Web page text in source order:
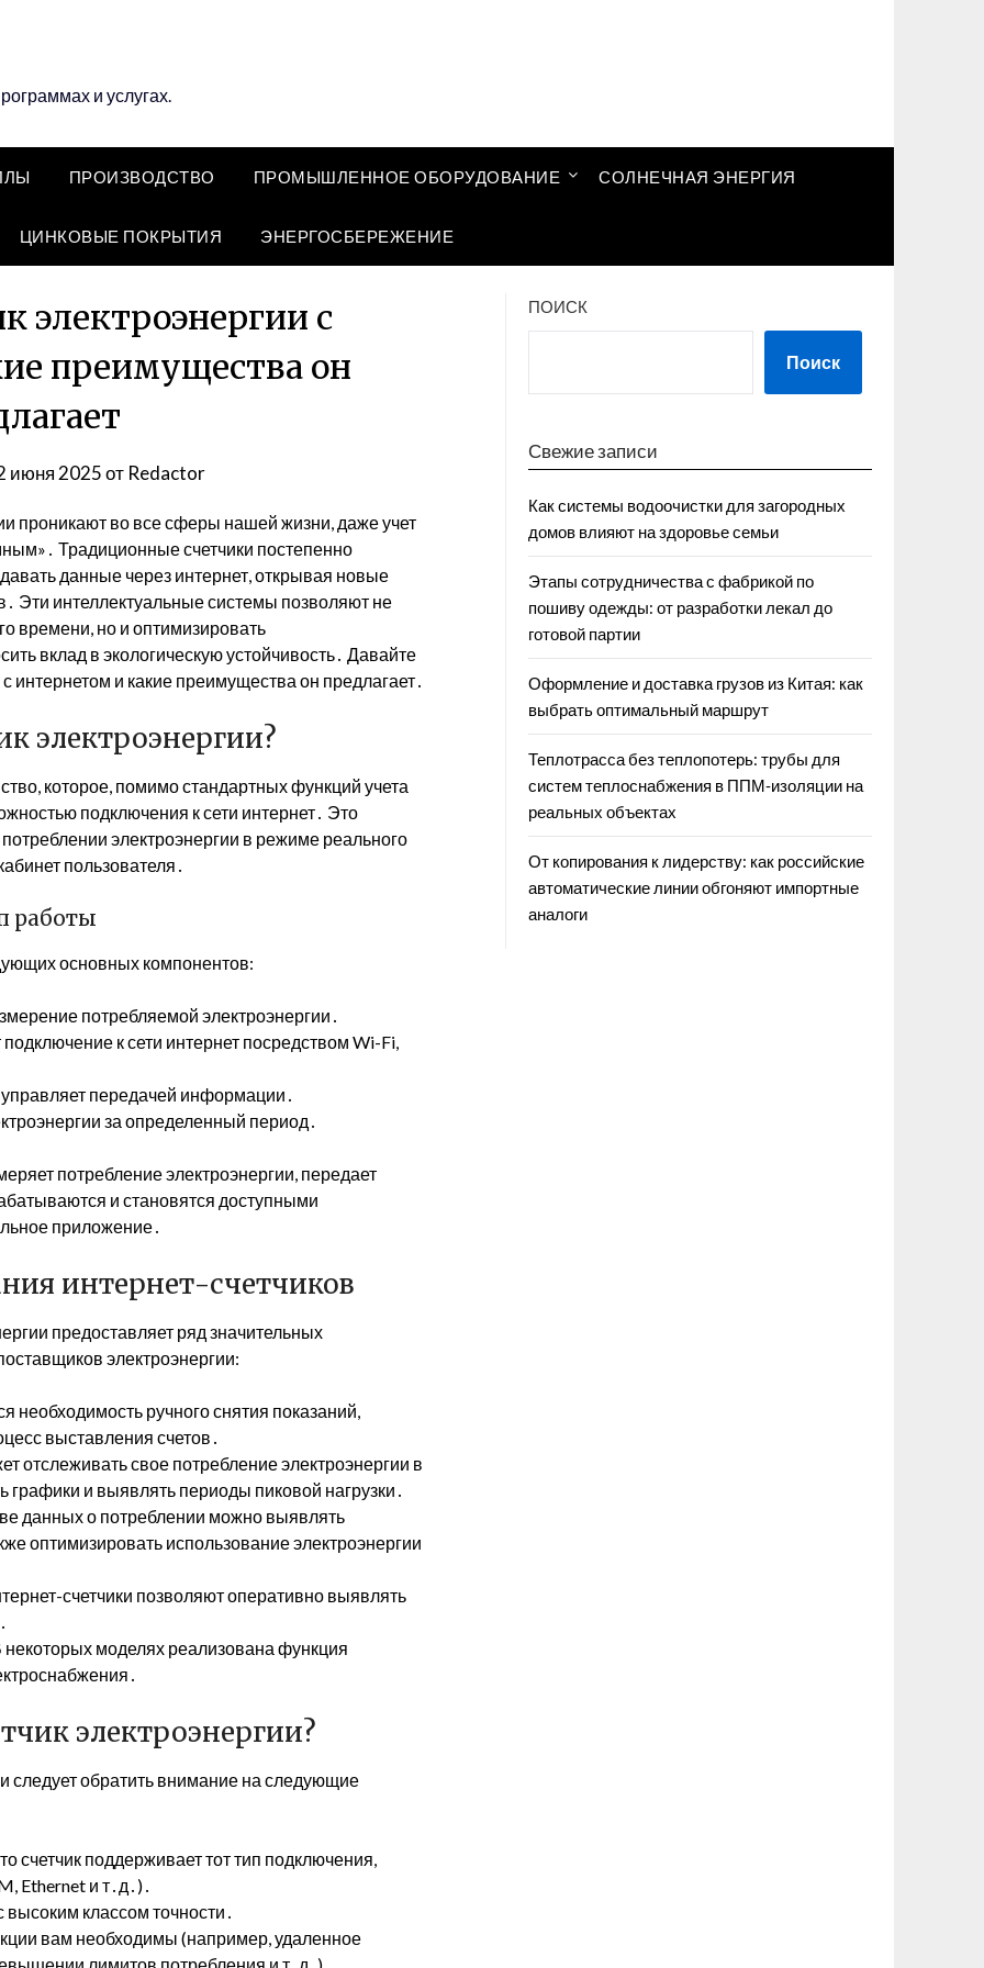
и услугах.
ПРОИЗВОДСТВО ПРОМЫШЛЕННОЕ ОБОРУДОВАНИЕ СОЛНЕЧНАЯ ЭНЕРГИЯ
ЦИНКОВЫЕ ПОКРЫТИЯ ЭНЕРГОСБЕРЕЖЕНИЕ
электроэнергии с
преимущества он
июня 2025от Redactor
проникают во все сферы нашей жизни, даже учет
Традиционные счетчики постепенно
данные через интернет, открывая новые
Эти интеллектуальные системы позволяют не
времени, но и оптимизировать
вклад в экологическую устойчивость․ Давайте
интернетом и какие преимущества он предлагает․
электроэнергии?
которое, помимо стандартных функций учета
подключения к сети интернет․ Это
электроэнергии в режиме реального
пользователя․
работы
основных компонентов:
потребляемой электроэнергии․
к сети интернет посредством Wi-Fi,
передачей информации․
за определенный период․
потребление электроэнергии, передает
и становятся доступными
приложение․
интернет-счетчиков
предоставляет ряд значительных
электроэнергии:
ручного снятия показаний,
выставления счетов․
отслеживать свое потребление электроэнергии в
и выявлять периоды пиковой нагрузки․
данных о потреблении можно выявлять
оптимизировать использование электроэнергии
счетчики позволяют оперативно выявлять
моделях реализована функция
электроэнергии?
следует обратить внимание на следующие
счетчик поддерживает тот тип подключения,
Ethernet и т․д․)․
классом точности․
вам необходимы (например, удаленное
ПОИСК
Поиск
Свежие записи
Как системы водоочистки для загородных
домов влияют на здоровье семьи
Этапы сотрудничества с фабрикой по
пошиву одежды: от разработки лекал до
готовой партии
Оформление и доставка грузов из Китая: как
выбрать оптимальный маршрут
Теплотрасса без теплопотерь: трубы для
систем теплоснабжения в ППМ‑изоляции на
реальных объектах
От копирования к лидерству: как российские
автоматические линии обгоняют импортные
аналоги